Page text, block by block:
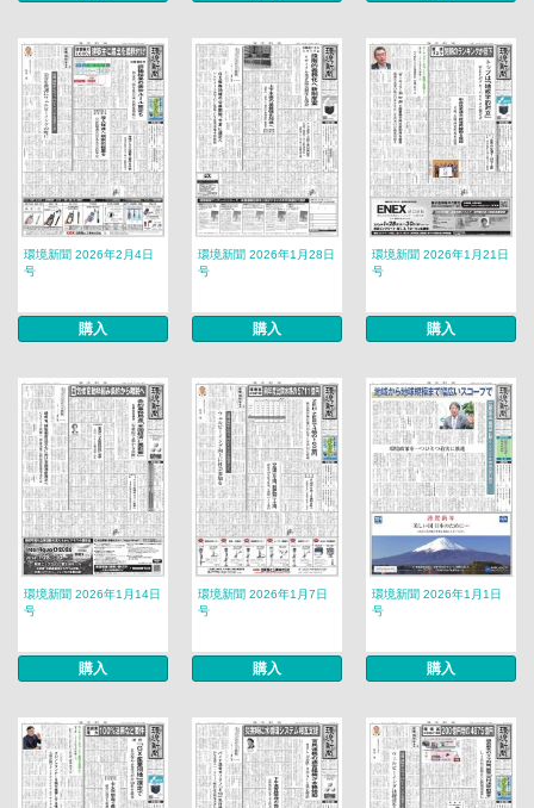
環境新聞 2026年2月4日
号
購入
環境新聞 2026年1月28日
号
購入
環境新聞 2026年1月21日
号
購入
環境新聞 2026年1月14日
号
購入
環境新聞 2026年1月7日
号
購入
環境新聞 2026年1月1日
号
購入